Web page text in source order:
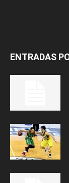
ENTRADAS